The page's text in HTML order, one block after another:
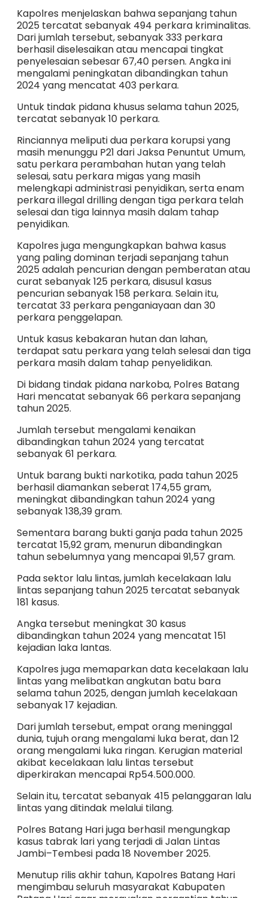
Kapolres menjelaskan bahwa sepanjang tahun
2025 tercatat sebanyak 494 perkara kriminalitas.
Dari jumlah tersebut, sebanyak 333 perkara
berhasil diselesaikan atau mencapai tingkat
penyelesaian sebesar 67,40 persen. Angka ini
mengalami peningkatan dibandingkan tahun
2024 yang mencatat 403 perkara.
Untuk tindak pidana khusus selama tahun 2025,
tercatat sebanyak 10 perkara.
Rinciannya meliputi dua perkara korupsi yang
masih menunggu P21 dari Jaksa Penuntut Umum,
satu perkara perambahan hutan yang telah
selesai, satu perkara migas yang masih
melengkapi administrasi penyidikan, serta enam
perkara illegal drilling dengan tiga perkara telah
selesai dan tiga lainnya masih dalam tahap
penyidikan.
Kapolres juga mengungkapkan bahwa kasus
yang paling dominan terjadi sepanjang tahun
2025 adalah pencurian dengan pemberatan atau
curat sebanyak 125 perkara, disusul kasus
pencurian sebanyak 158 perkara. Selain itu,
tercatat 33 perkara penganiayaan dan 30
perkara penggelapan.
Untuk kasus kebakaran hutan dan lahan,
terdapat satu perkara yang telah selesai dan tiga
perkara masih dalam tahap penyelidikan.
Di bidang tindak pidana narkoba, Polres Batang
Hari mencatat sebanyak 66 perkara sepanjang
tahun 2025.
Jumlah tersebut mengalami kenaikan
dibandingkan tahun 2024 yang tercatat
sebanyak 61 perkara.
Untuk barang bukti narkotika, pada tahun 2025
berhasil diamankan seberat 174,55 gram,
meningkat dibandingkan tahun 2024 yang
sebanyak 138,39 gram.
Sementara barang bukti ganja pada tahun 2025
tercatat 15,92 gram, menurun dibandingkan
tahun sebelumnya yang mencapai 91,57 gram.
Pada sektor lalu lintas, jumlah kecelakaan lalu
lintas sepanjang tahun 2025 tercatat sebanyak
181 kasus.
Angka tersebut meningkat 30 kasus
dibandingkan tahun 2024 yang mencatat 151
kejadian laka lantas.
Kapolres juga memaparkan data kecelakaan lalu
lintas yang melibatkan angkutan batu bara
selama tahun 2025, dengan jumlah kecelakaan
sebanyak 17 kejadian.
Dari jumlah tersebut, empat orang meninggal
dunia, tujuh orang mengalami luka berat, dan 12
orang mengalami luka ringan. Kerugian material
akibat kecelakaan lalu lintas tersebut
diperkirakan mencapai Rp54.500.000.
Selain itu, tercatat sebanyak 415 pelanggaran lalu
lintas yang ditindak melalui tilang.
Polres Batang Hari juga berhasil mengungkap
kasus tabrak lari yang terjadi di Jalan Lintas
Jambi–Tembesi pada 18 November 2025.
Menutup rilis akhir tahun, Kapolres Batang Hari
mengimbau seluruh masyarakat Kabupaten